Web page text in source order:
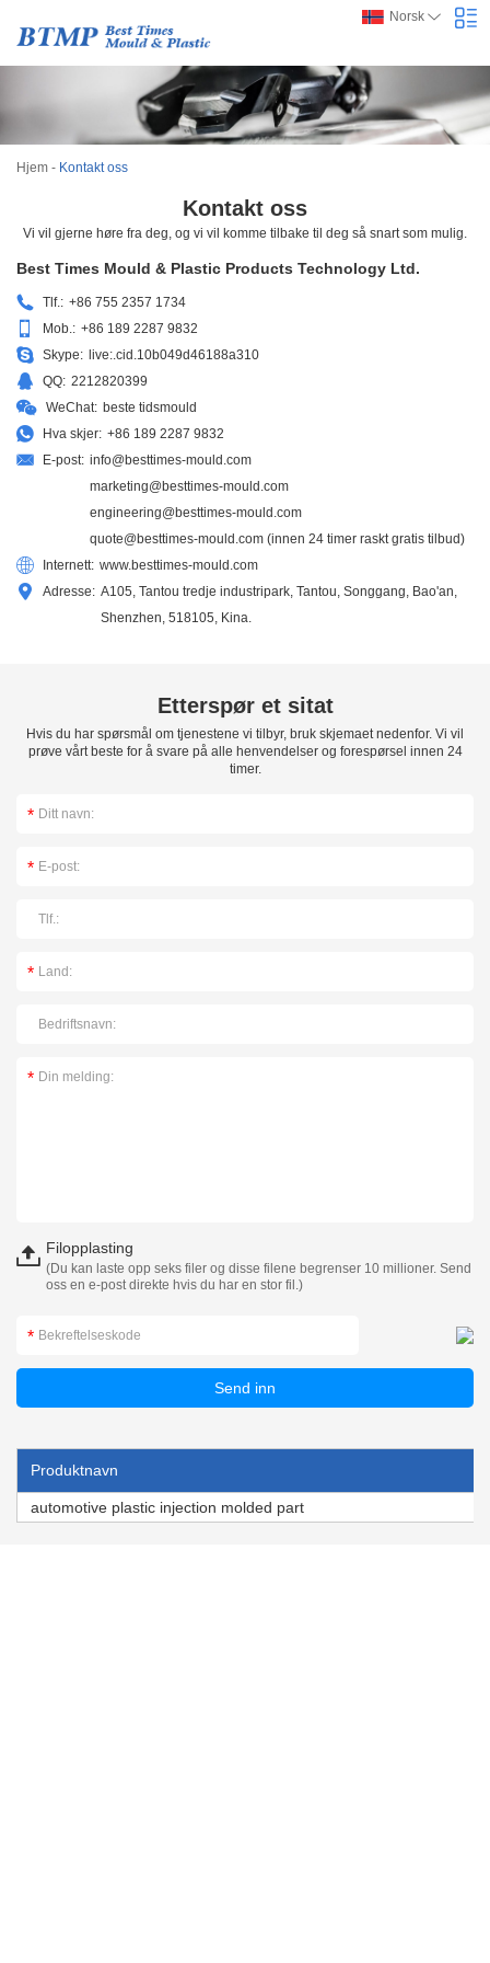
Norsk
Hjem - Kontakt oss
Kontakt oss
Vi vil gjerne høre fra deg, og vi vil komme tilbake til deg så snart som mulig.
Best Times Mould & Plastic Products Technology Ltd.
Tlf.: +86 755 2357 1734
Mob.: +86 189 2287 9832
Skype: live:.cid.10b049d46188a310
QQ: 2212820399
WeChat: beste tidsmould
Hva skjer: +86 189 2287 9832
E-post: info@besttimes-mould.com
marketing@besttimes-mould.com
engineering@besttimes-mould.com
quote@besttimes-mould.com (innen 24 timer raskt gratis tilbud)
Internett: www.besttimes-mould.com
Adresse: A105, Tantou tredje industripark, Tantou, Songgang, Bao'an,
Shenzhen, 518105, Kina.
Etterspør et sitat
Hvis du har spørsmål om tjenestene vi tilbyr, bruk skjemaet nedenfor. Vi vil
prøve vårt beste for å svare på alle henvendelser og forespørsel innen 24
timer.
Filopplasting
(Du kan laste opp seks filer og disse filene begrenser 10 millioner. Send
oss en e-post direkte hvis du har en stor fil.)
Produktnavn
automotive plastic injection molded part